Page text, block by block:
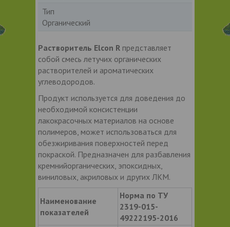
Тип
Органический
Растворитель Elcon R представляет
собой смесь летучих органических
растворителей и ароматических
углеводородов.
Продукт используется для доведения до
необходимой консистенции
лакокрасочных материалов на основе
полимеров, может использоваться для
обезжиривания поверхностей перед
покраской. Предназначен для разбавления
кремнийорганических, эпоксидных,
виниловых, акриловых и других ЛКМ.
Наименование
показателей
Норма по ТУ
2319-015-
49222195-2016